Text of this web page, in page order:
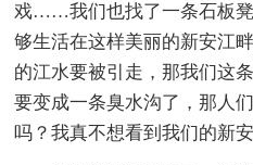
戏……我们也找了一条石板
够生活在这样美丽的新安江
的江水要被引走，那我们这
要变成一条臭水沟了，那人
吗？我真不想看到我们的新